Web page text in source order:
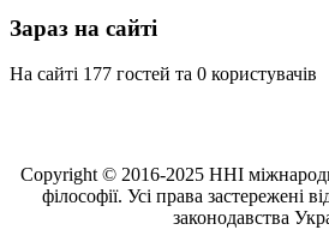
Зараз на сайті
На сайті 177 гостей та 0 користувачів
Copyright © 2016-2025 ННІ
філософії. Усі права застережені
законодавства